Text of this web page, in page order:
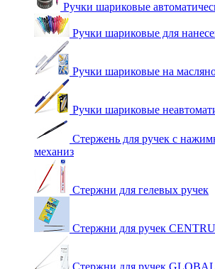
Ручки шариковые
Ручки шариковые для
Ручки шариковые на
Ручки шариковые
Стержень для ручек с
механиз
Стержни для гелевых ручек
Стержни для ручек
Стержни для ручек